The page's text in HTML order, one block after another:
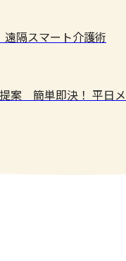
隔スマート介護術
案 簡単即決！ 平日メ